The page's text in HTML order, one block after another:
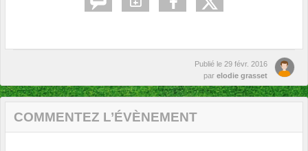
Publié le 29 févr. 2016
par elodie grasset
COMMENTEZ L’ÉVÈNEMENT